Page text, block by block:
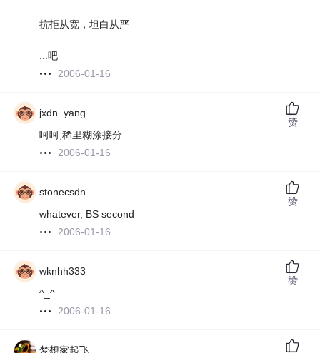
抗拒从宽，坦白从严
...吧
2006-01-16
jxdn_yang
呵呵,稀里糊涂接分
2006-01-16
赞
stonecsdn
whatever, BS second
2006-01-16
赞
wknhh333
^_^
2006-01-16
赞
梦想家起飞